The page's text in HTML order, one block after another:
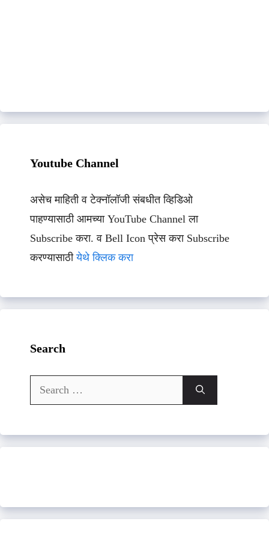
Youtube Channel
असेच माहिती व टेक्नॉलॉजी संबधीत व्हिडिओ
पाहण्यासाठी आमच्या YouTube Channel ला
Subscribe करा. व Bell Icon प्रेस करा Subscribe
करण्यासाठीयेथे क्लिक करा
Search
Search
for: